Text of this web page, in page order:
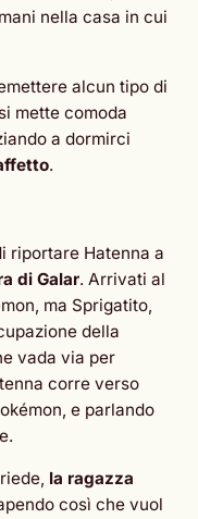
nella casa in cui
alcun tipo di
mette comoda
a dormirci
.
riportare Hatenna a
di Galar. Arrivati al
ma Sprigatito,
della
vada via per
corre verso
e parlando
la ragazza
così che vuol